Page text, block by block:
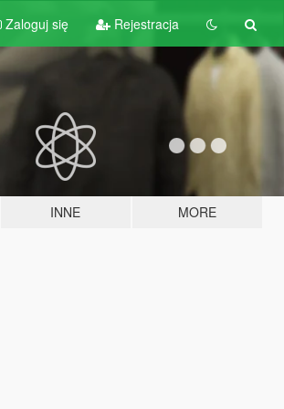
Zaloguj się Rejestracja
INNE MORE